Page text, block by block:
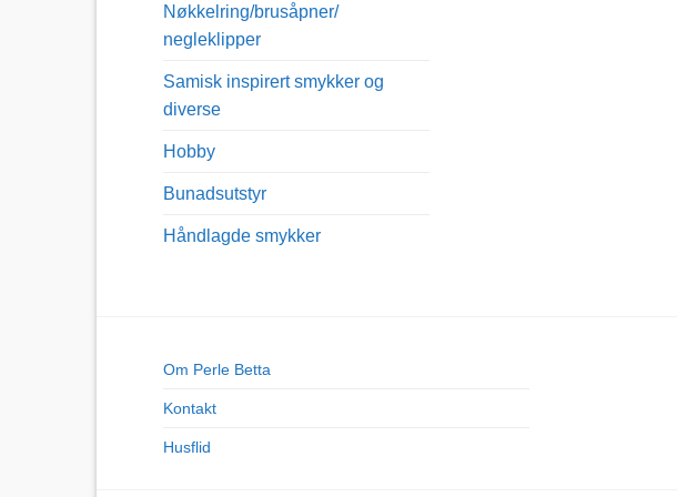
Nøkkelring/brusåpner/
negleklipper
Samisk inspirert smykker og
diverse
Hobby
Bunadsutstyr
Håndlagde smykker
Om Perle Betta
Kontakt
Husflid